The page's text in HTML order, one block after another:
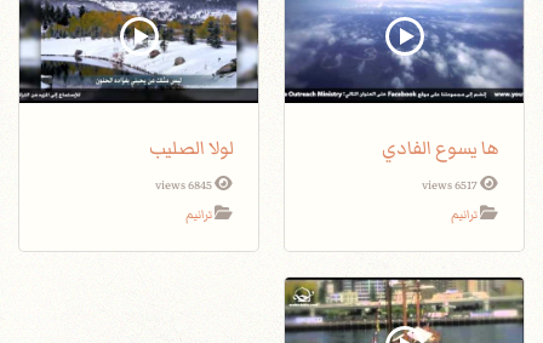
ها يسوع الفادي
6517 views
ترانيم
لولا الصليب
6845 views
ترانيم